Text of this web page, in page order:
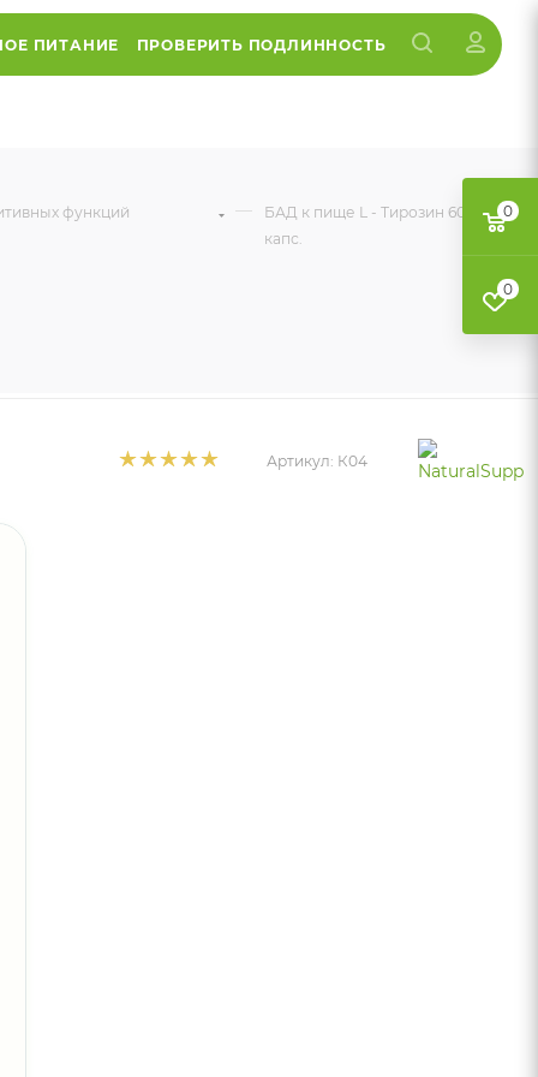
ПИТАНИЕ ПРОВЕРИТЬ ПОДЛИННОСТЬ
функций —
БАД к пище L - Тирозин 60
капс.
Артикул: К04
0
0